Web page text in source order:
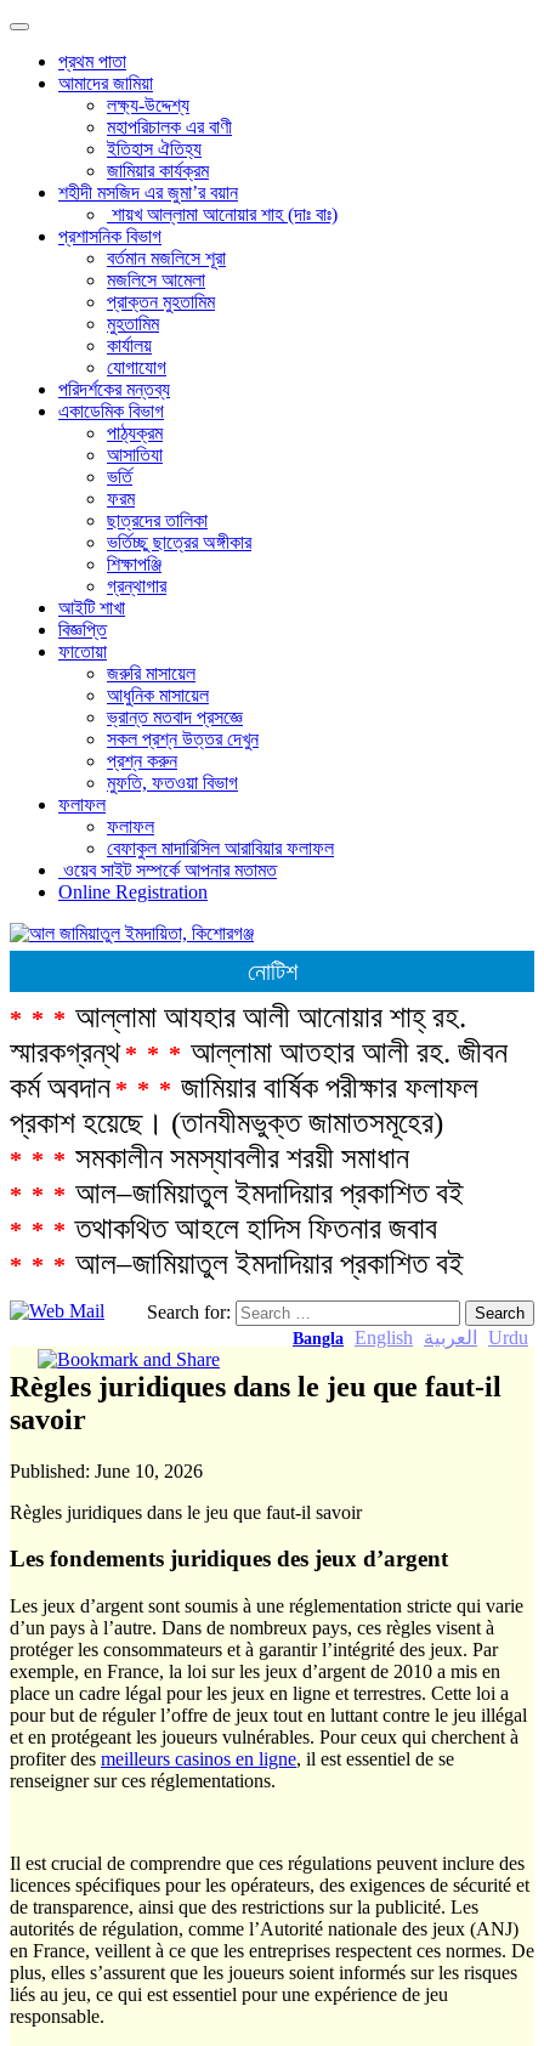
প্রথম পাতা
আমাদের জামিয়া
লক্ষ্য-উদ্দেশ্য
মহাপরিচালক এর বাণী
ইতিহাস ঐতিহ্য
জামিয়ার কার্যক্রম
শহীদী মসজিদ এর জুমা’র বয়ান
শায়খ আল্লামা আনোয়ার শাহ (দাঃ বাঃ)
প্রশাসনিক বিভাগ
বর্তমান মজলিসে শূরা
মজলিসে আমেলা
প্রাক্তন মুহতামিম
মুহতামিম
কার্যালয়
যোগাযোগ
পরিদর্শকের মন্তব্য
একাডেমিক বিভাগ
পাঠ্যক্রম
আসাতিযা
ভর্তি
ফরম
ছাত্রদের তালিকা
ভর্তিচ্ছু ছাত্রের অঙ্গীকার
শিক্ষাপঞ্জি
গ্রন্থাগার
আইটি শাখা
বিজ্ঞপ্তি
ফাতোয়া
জরুরি মাসায়েল
আধুনিক মাসায়েল
ভ্রান্ত মতবাদ প্রসজ্ঞে
সকল প্রশ্ন উত্তর দেখুন
প্রশ্ন করুন
মুফতি, ফতওয়া বিভাগ
ফলাফল
ফলাফল
বেফাকুল মাদারিসিল আরাবিয়ার ফলাফল
ওয়েব সাইট সম্পর্কে আপনার মতামত
Online Registration
নোটিশ
*** আল্লামা আযহার আলী আনোয়ার শাহ্‌ রহ.
স্মারকগ্রন্থ *** আল্লামা আতহার আলী রহ. জীবন
কর্ম অবদান *** জামিয়ার বার্ষিক পরীক্ষার ফলাফল
প্রকাশ হয়েছে। (তানযীমভুক্ত জামাতসমূহের)
*** সমকালীন সমস্যাবলীর শরয়ী সমাধান
*** আল–জামিয়াতুল ইমদাদিয়ার প্রকাশিত বই
***তথাকথিত আহলে হাদিস ফিতনার জবাব
*** আল–জামিয়াতুল ইমদাদিয়ার প্রকাশিত বই
Search for:
Bangla English العربية Urdu
Règles juridiques dans le jeu que faut-il
savoir
Published: June 10, 2026
Règles juridiques dans le jeu que faut-il savoir
Les fondements juridiques des jeux d’argent
Les jeux d’argent sont soumis à une réglementation stricte qui varie
d’un pays à l’autre. Dans de nombreux pays, ces règles visent à
protéger les consommateurs et à garantir l’intégrité des jeux. Par
exemple, en France, la loi sur les jeux d’argent de 2010 a mis en
place un cadre légal pour les jeux en ligne et terrestres. Cette loi a
pour but de réguler l’offre de jeux tout en luttant contre le jeu illégal
et en protégeant les joueurs vulnérables. Pour ceux qui cherchent à
profiter des meilleurs casinos en ligne, il est essentiel de se
renseigner sur ces réglementations.
Il est crucial de comprendre que ces régulations peuvent inclure des
licences spécifiques pour les opérateurs, des exigences de sécurité et
de transparence, ainsi que des restrictions sur la publicité. Les
autorités de régulation, comme l’Autorité nationale des jeux (ANJ)
en France, veillent à ce que les entreprises respectent ces normes. De
plus, elles s’assurent que les joueurs soient informés sur les risques
liés au jeu, ce qui est essentiel pour une expérience de jeu
responsable.